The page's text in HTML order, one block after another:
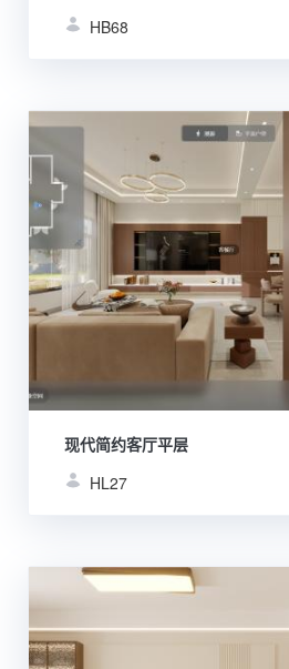
HB68
现代简约客厅平层
HL27